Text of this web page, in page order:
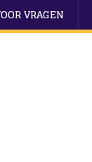
VRAGEN